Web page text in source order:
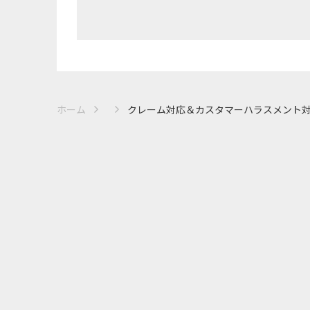
ホーム クレーム対応＆カスタマーハラスメント